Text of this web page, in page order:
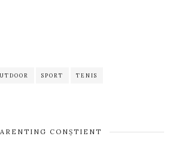
SPORT TENIS
CONȘTIENT